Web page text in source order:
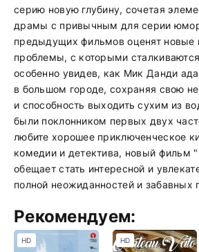
серию новую глубину, сочетая
драмы с привычным для серии
предыдущих фильмов оценят новые
проблемы, с которыми
особенно увидев, как Мик Данди
в большом городе, сохраняя свою
и способность выходить сухим из
были поклонником первых двух
любите хорошее приключенческое
комедии и детектива, новый фильм
обещает стать интересной и
полной неожиданностей и забавных
Рекомендуем:
HD HD